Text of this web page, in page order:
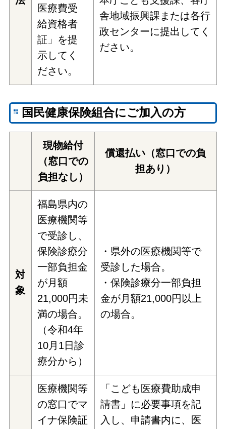
医療費受
給資格者
証」を提
示してく
ださい。
舎地域振興課または各行
政センターに提出してく
ださい。
国民健康保険組合にご加入の方
現物給付
（窓口での
負担なし）
償還払い（窓口での負
担あり）
対
象
福島県内の
医療機関等
で受診し、
保険診療分
一部負担金
が月額
21,000円未
満の場合。
（令和4年
10月1日診
療分から）
・県外の医療機関等で
受診した場合。
・保険診療分一部負担
金が月額21,000円以上
の場合。
医療機関等
の窓口でマ
イナ保険証
「こども医療費助成申
請書」に必要事項を記
入し、申請書内に、医